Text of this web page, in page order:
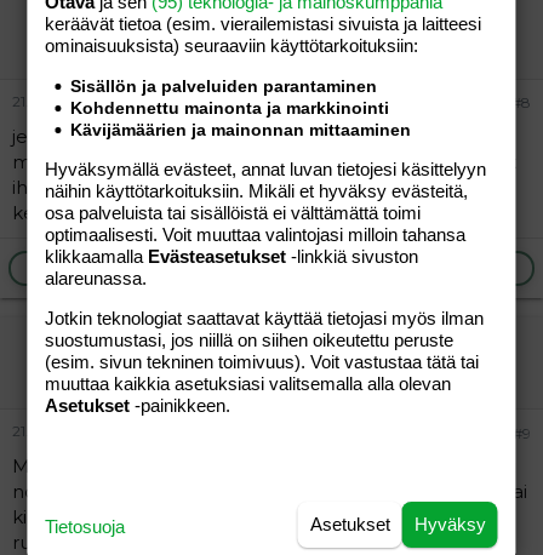
nanna20
Vieras
21.09.2005 #8
jees pari viikkoa sitten alotin ja 2 kg lähteny, eka olin
mammadieetillä viikon ja vähä sai lipsua silti laihtu ja nyt
ihan itse oon yrittäny siirtyä kevyempään.tavoitteena
kevääseen n.15 kg pois
Ilmoita asiaton viesti
Virtahepo
Jäsen
21.09.2005 #9
Minulla jo kahdeksas viikko menossa...Kiloja tippunut
noin 9...Nyt viimeiset pari viikkoa junnannut paikallaan,tai
kilon sisällä heittelee... Kävely lenkit aloittanut ja
ruokavaliota tarkkaillut..."herkkupäivä" kerran viikkoon....
keräävät tietoa (esim. vierailemis­tasi sivuista ja laitteesi
ominaisuuk­sista) seuraaviin käyttötarkoituksiin:
Sisällön ja palveluiden parantaminen
Kohdennettu mainonta ja markkinointi
Kävijämäärien ja mainonnan mittaaminen
Hyväksymällä evästeet, annat luvan tietojesi käsittelyyn
näihin käyttötarkoituksiin. Mikäli et hyväksy evästeitä,
osa palveluista tai sisällöistä ei välttämättä toimi
optimaalisesti. Voit muuttaa valintojasi milloin tahansa
klikkaamalla Evästeasetukset -linkkiä sivuston
alareunassa.
Jotkin teknologiat saattavat käyttää tietojasi myös ilman
suostumustasi, jos niillä on siihen oikeutettu peruste
(esim. sivun tekninen toimivuus). Voit vastustaa tätä tai
muuttaa kaikkia asetuksiasi valitsemalla alla olevan
Asetukset -painikkeen.
Hyväksy
Asetukset
Tietosuoja